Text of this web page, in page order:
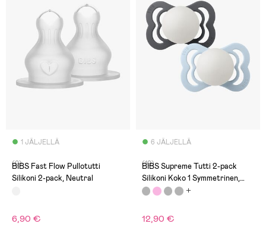
1 JÄLJELLÄ
(0)
BIBS Fast Flow Pullotutti
Silikoni 2-pack, Neutral
6,90 €
6 JÄLJELLÄ
(10)
BIBS Supreme Tutti 2-pack
Silikoni Koko 1 Symmetrinen,
Iron Glow/Baby Blue Glow
12,90 €